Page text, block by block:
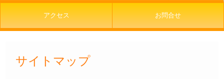
アクセス お問合せ
サイトマップ